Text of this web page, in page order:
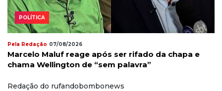
POLÍTICA
Pela Redação 07/08/2026
Marcelo Maluf reage após ser rifado da chapa e
chama Wellington de “sem palavra”
Redação do rufandobombonews